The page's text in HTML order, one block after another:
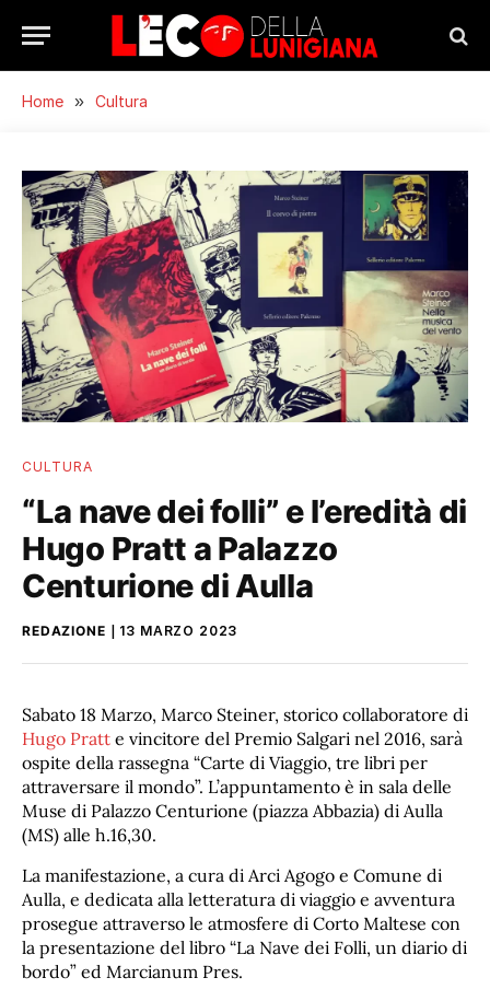
Home » Cultura
CULTURA
“La nave dei folli” e l’eredità di
Hugo Pratt a Palazzo
Centurione di Aulla
REDAZIONE 13 MARZO 2023
Sabato 18 Marzo, Marco Steiner, storico collaboratore di
Hugo Pratt e vincitore del Premio Salgari nel 2016, sarà
ospite della rassegna “Carte di Viaggio, tre libri per
attraversare il mondo”. L’appuntamento è in sala delle
Muse di Palazzo Centurione (piazza Abbazia) di Aulla
(MS) alle h.16,30.
La manifestazione, a cura di Arci Agogo e Comune di
Aulla, e dedicata alla letteratura di viaggio e avventura
prosegue attraverso le atmosfere di Corto Maltese con
la presentazione del libro “La Nave dei Folli, un diario di
bordo” ed Marcianum Pres.